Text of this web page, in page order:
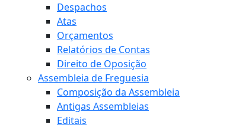
Despachos
Atas
Orçamentos
Relatórios de Contas
Direito de Oposição
Assembleia de Freguesia
Composição da Assembleia
Antigas Assembleias
Editais